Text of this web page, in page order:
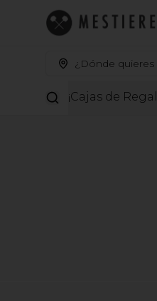
¿Dónde quieres
¡Cajas de